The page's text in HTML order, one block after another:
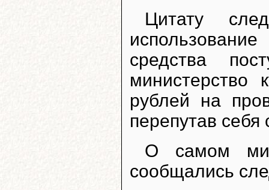
Цитату
средства
министерство
рублей на
перепутав
О самом
сообщались